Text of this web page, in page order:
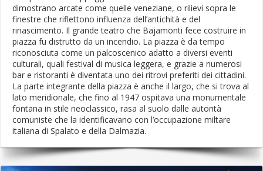
dimostrano arcate come quelle veneziane, o rilievi sopra le
finestre che riflettono influenza dell’antichità e del
rinascimento. Il grande teatro che Bajamonti fece costruire in
piazza fu distrutto da un incendio. La piazza è da tempo
riconosciuta come un palcoscenico adatto a diversi eventi
culturali, quali festival di musica leggera, e grazie a numerosi
bar e ristoranti è diventata uno dei ritrovi preferiti dei cittadini.
La parte integrante della piazza è anche il largo, che si trova al
lato meridionale, che fino al 1947 ospitava una monumentale
fontana in stile neoclassico, rasa al suolo dalle autorità
comuniste che la identificavano con l’occupazione miltare
italiana di Spalato e della Dalmazia.